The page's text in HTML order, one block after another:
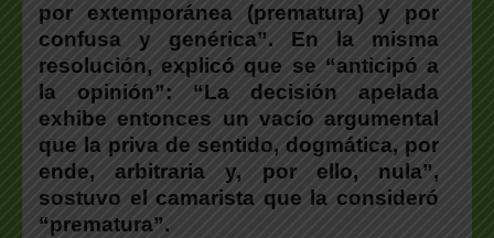
por extemporánea (prematura) y por
confusa y genérica”. En la misma
resolución, explicó que se “anticipó a
la opinión”: “La decisión apelada
exhibe entonces un vacío argumental
que la priva de sentido, dogmática, por
ende, arbitraria y, por ello, nula”,
sostuvo el camarista que la consideró
“prematura”.